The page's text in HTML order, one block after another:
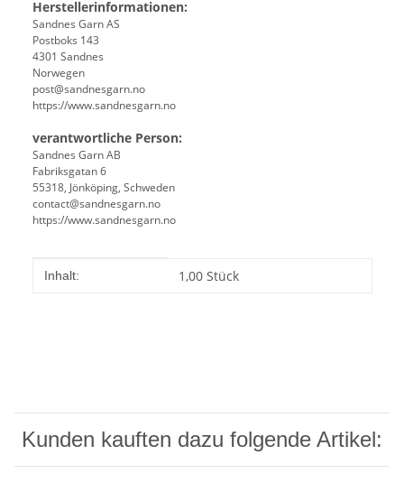
Herstellerinformationen:
Sandnes Garn AS
Postboks 143
4301 Sandnes
Norwegen
post@sandnesgarn.no
https://www.sandnesgarn.no
verantwortliche Person:
Sandnes Garn AB
Fabriksgatan 6
55318, Jönköping, Schweden
contact@sandnesgarn.no
https://www.sandnesgarn.no
Produkteigenschaft
Wert
Inhalt: 1,00 Stück
Kunden kauften dazu folgende Artikel: